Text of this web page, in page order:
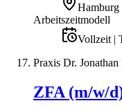
Hamburg
Arbeitszeitmodell
Vollzeit |
Praxis Dr.
ZFA (m/w/